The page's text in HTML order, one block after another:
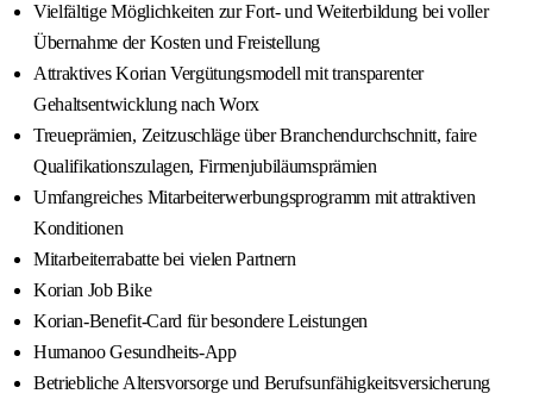
Vielfältige Möglichkeiten zur Fort- und Weiterbildung bei voller
Übernahme der Kosten und Freistellung
Attraktives Korian Vergütungsmodell mit transparenter
Gehaltsentwicklung nach Worx
Treueprämien, Zeitzuschläge über Branchendurchschnitt, faire
Qualifikationszulagen, Firmenjubiläumsprämien
Umfangreiches Mitarbeiterwerbungsprogramm mit attraktiven
Konditionen
Mitarbeiterrabatte bei vielen Partnern
Korian Job Bike
Korian-Benefit-Card für besondere Leistungen
Humanoo Gesundheits-App
Betriebliche Altersvorsorge und Berufsunfähigkeitsversicherung